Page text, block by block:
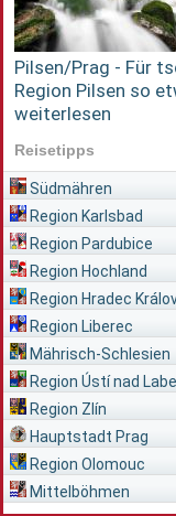
Pilsen/Prag - Für
Region Pilsen so
weiterlesen
Reisetipps
Südmähren
Region Karlsbad
Region Pardubice
Region Hochland
Region Hradec
Region Liberec
Mährisch-Schlesien
Region Ústí nad
Region Zlín
Hauptstadt Prag
Region Olomouc
Mittelböhmen